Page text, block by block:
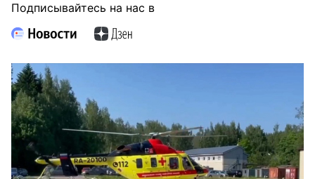
Подписывайтесь на нас в